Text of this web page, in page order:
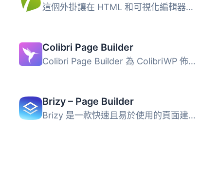
這個外掛讓在 HTML 和可視化編輯器中添加快捷標籤非常容易。...
Colibri Page Builder
Colibri Page Builder 為 ColibriWP 佈景主題新增拖放式頁面...
Brizy – Page Builder
Brizy 是一款快速且易於使用的頁面建構外掛，無需設計或開發...